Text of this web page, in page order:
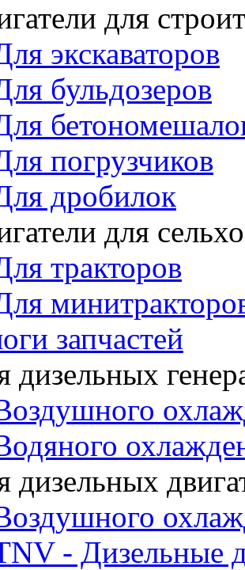
для
экскаваторов
бульдозеров
погрузчиков
дробилок
для
тракторов
запчастей
дизельных
дизельных
- Дизельные